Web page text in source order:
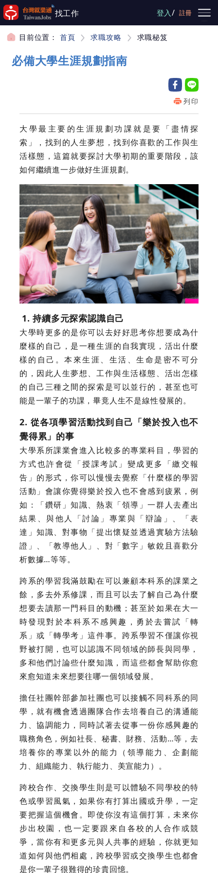
跳到主要內容
找工作 登入/ 註冊
目前位置： 首頁 求職攻略 求職秘笈
必備大學生涯規劃指南
列印
大學最主要的生涯規劃功課就是要「盡情探
索」，找到的人生夢想，找到你喜歡的工作與生
活樣態，這篇就要探討大學初期的重要階段，該
如何繼續進一步做好生涯規劃。
1. 持續多元探索認識自己
大學時更多的是你可以去好好思考你想要成為什
麼樣的自己，是一種生涯的自我實現，活出什麼
樣的自己。本來生涯、生活、生命是密不可分
的，因此人生夢想、工作與生活樣態、活出怎樣
的自己三種之間的探索是可以並行的，甚至也可
能是一輩子的功課，畢竟人生不是線性發展的。
2. 從各項學習活動找到自己「樂於投入也不
覺得累」的事
大學系所課業會進入比較多的專業科目，學習的
方式也許會從「授課考試」變成更多「繳交報
告」的形式，你可以慢慢去覺察「什麼樣的學習
活動」會讓你覺得樂於投入也不會感到疲累，例
如：「鑽研」知識、熱衷「領導」一群人去產出
結果、與他人「討論」專業與「辯論」、「表
達」知識、對事物「提出懷疑並透過實驗方法驗
證」、「教導他人」、對「數字」敏銳且喜歡分
析數據…等等。
跨系的學習我滿鼓勵在可以兼顧本科系的課業之
餘，多去外系修課，而且可以去了解自己為什麼
想要去讀那一門科目的動機；甚至於如果在大一
時發現對於本科系不感興趣，勇於去嘗試「轉
系」或「轉學考」這件事。跨系學習不僅讓你視
野被打開，也可以認識不同領域的師長與同學，
多和他們討論些什麼知識，而這些都會幫助你愈
來愈知道未來想要往哪一個領域發展。
擔任社團幹部參加社團也可以接觸不同科系的同
學，就有機會透過團隊合作去培養自己的溝通能
力、協調能力，同時試著去從事一份你感興趣的
職務角色，例如社長、秘書、財務、活動…等，去
培養你的專業以外的能力（領導能力、企劃能
力、組織能力、執行能力、美宣能力）。
跨校合作、交換學生則是可以體驗不同學校的特
色或學習風氣，如果你有打算出國或升學，一定
要把握這個機會。即使你沒有這個打算，未來你
步出校園，也一定要跟來自各校的人合作或競
爭，當你有和更多元與人共事的經驗，你就更知
道如何與他們相處，跨校學習或交換學生也都會
是你一輩子很難得的珍貴回憶。